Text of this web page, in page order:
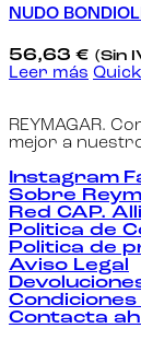
NUDO
56,63 € (Sin
Leer más
REYMAGAR.
mejor a
Instagram
Sobre
Red CAP.
Politica de
Politica de
Aviso Legal
Contacta